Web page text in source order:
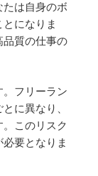
は自身のボ
になりま
品質の仕事の
。フリーラン
に異なり、
このリスク
要となりま